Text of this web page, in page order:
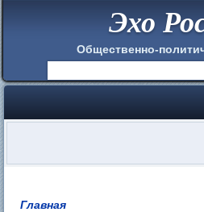
Эхо
Общественно-
Главная